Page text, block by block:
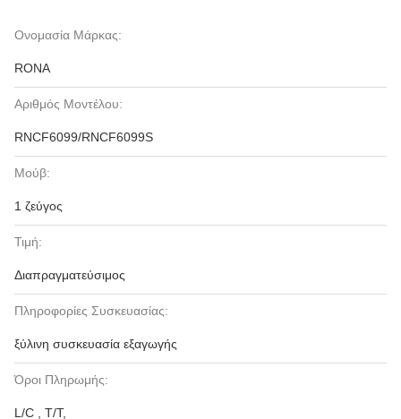
Ονομασία Μάρκας:
RONA
Αριθμός Μοντέλου:
RNCF6099/RNCF6099S
Μούβ:
1 ζεύγος
Τιμή:
Διαπραγματεύσιμος
Πληροφορίες Συσκευασίας:
ξύλινη συσκευασία εξαγωγής
Όροι Πληρωμής:
L/C , T/T,